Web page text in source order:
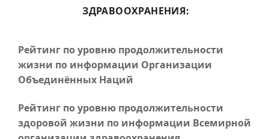
ЗДРАВООХРАНЕНИЯ:
Рейтинг по уровню продолжительности
жизни по информации Организации
Объединённых Наций
Рейтинг по уровню продолжительности
здоровой жизни по информации Всемирной